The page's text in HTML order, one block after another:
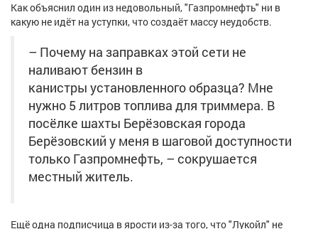
Товары Поздравления Погода
Как объяснил один из недовольный, "Газпромнефть" ни в
какую не идёт на уступки, что создаёт массу неудобств.
– Почему на заправках этой сети не
наливают бензин в
канистры установленного образца? Мне
нужно 5 литров топлива для триммера. В
посёлке шахты Берёзовская города
Берёзовский у меня в шаговой доступности
только Газпромнефть, – сокрушается
местный житель.
Ещё одна подписчица в ярости из-за того, что "Лукойл" не